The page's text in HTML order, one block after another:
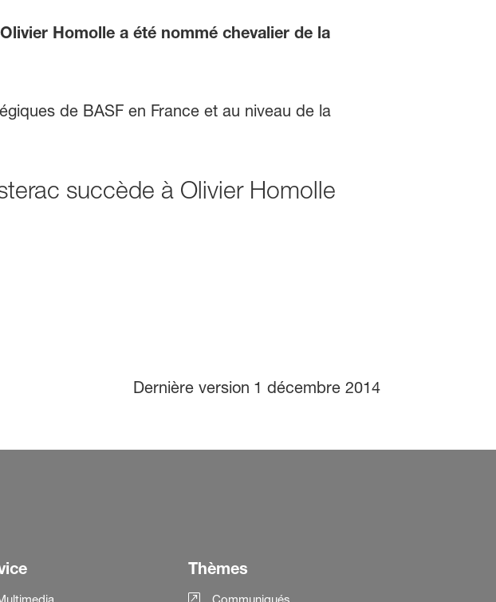
Homolle a été nommé chevalier de la
succède à Olivier Homolle
Dernière version 1 décembre 2014
Thèmes